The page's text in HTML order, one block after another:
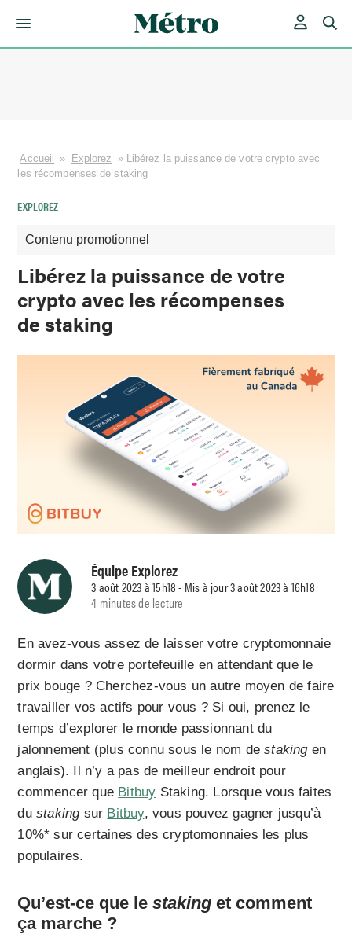
Accueil » Explorez » Libérez la puissance de votre crypto avec
les récompenses de staking
EXPLOREZ
Contenu promotionnel
Libérez la puissance de votre
crypto avec les récompenses
de staking
Équipe Explorez
3 août 2023 à 15h18 - Mis à jour 3 août 2023 à 16h18
4 minutes de lecture
En avez-vous assez de laisser votre cryptomonnaie
dormir dans votre portefeuille en attendant que le
prix bouge ? Cherchez-vous un autre moyen de faire
travailler vos actifs pour vous ? Si oui, prenez le
temps d’explorer le monde passionnant du
jalonnement (plus connu sous le nom destakingen
anglais). Il n’y a pas de meilleur endroit pour
commencer que Bitbuy Staking. Lorsque vous faites
dustakingsur Bitbuy, vous pouvez gagner jusqu’à
10%* sur certaines des cryptomonnaies les plus
populaires.
Qu’est-ce que lestaking et comment
ça marche ?